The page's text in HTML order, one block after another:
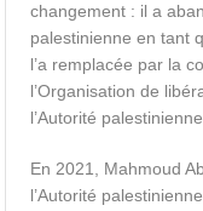
changement : il a
palestinienne en tant
l’a remplacée par la
l’Organisation de
l’Autorité
En 2021, Mahmoud
l’Autorité